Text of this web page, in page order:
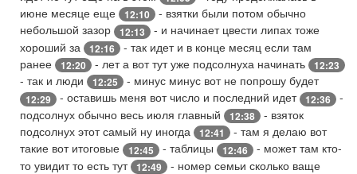
июне месяце еще
12:10
- взятки были потом обычно
небольшой зазор
12:13
- и начинает цвести липах тоже
хороший за
12:16
- так идет и в конце месяц если там
ранее
12:20 - лет а вот тут уже подсолнуха начинать 12:23
- так и люди 12:25 - минус минус вот не попрошу будет
12:29 - оставишь меня вот число и последний идет 12:36
-
подсолнух обычно весь июля главный
12:38
- взяток
подсолнух этот самый ну иногда
12:41
- там я делаю вот
такие вот итоговые
12:45 - таблицы 12:46
- может там кто-
то увидит то есть тут 12:49
- номер семьи сколько ваще